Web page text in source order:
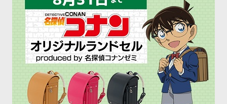
ング教育必修化に […]